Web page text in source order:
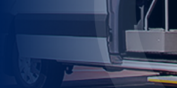
Bizimle İletişime Geçin